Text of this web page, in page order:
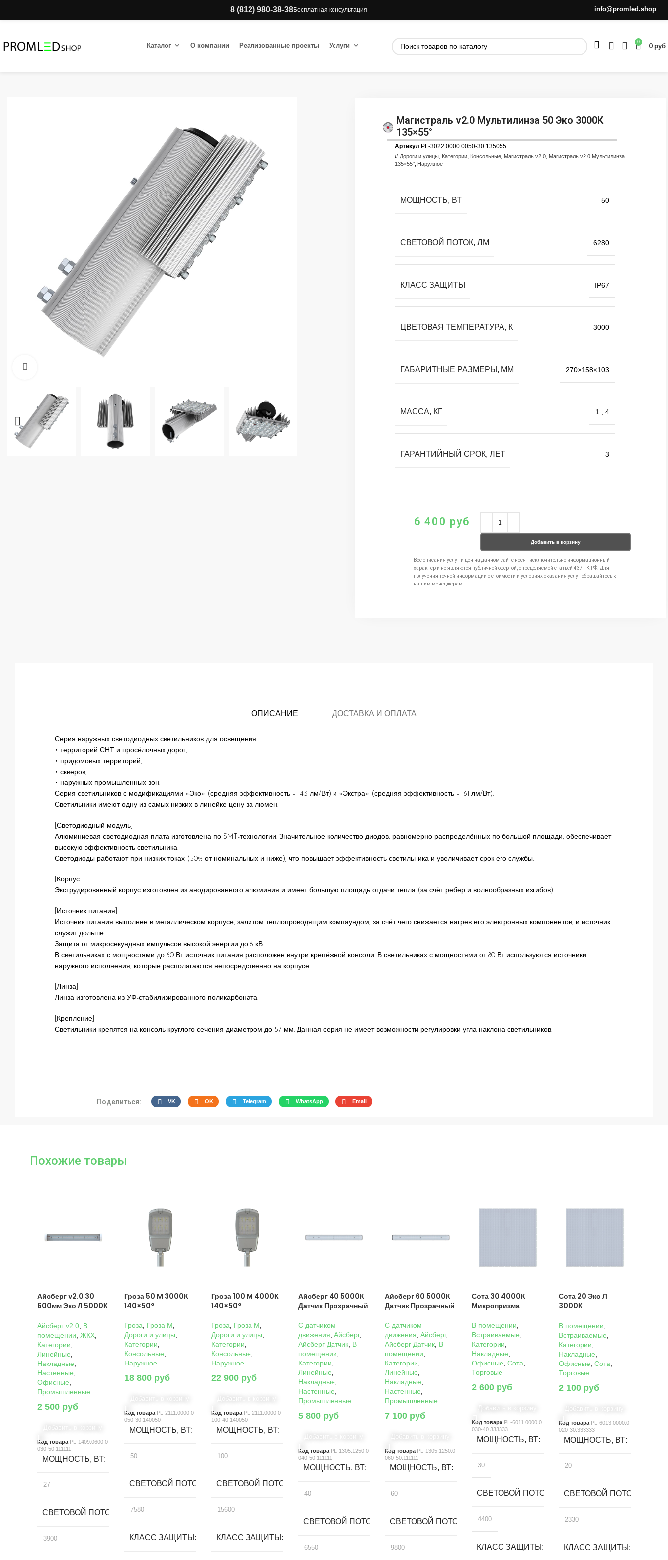
8 (812) 980-38-38Бесплатная консультация info@promled.shop
Каталог О компании Реализованные проекты Услуги 0 0руб
Магистраль v2.0 Мультилинза 50 Эко 3000К
135×55°
Артикул PL-3022.0000.0050-30.135055
# Дороги и улицы Категории Консольные Магистраль v2.0 Магистраль v2.0 Мультилинза
135×55° Наружное
МОЩНОСТЬ, ВТ 50
СВЕТОВОЙ ПОТОК, ЛМ 6280
КЛАСС ЗАЩИТЫ IP67
ЦВЕТОВАЯ ТЕМПЕРАТУРА, К 3000
ГАБАРИТНЫЕ РАЗМЕРЫ, ММ 270×158×103
МАССА, КГ 1 ,4
ГАРАНТИЙНЫЙ СРОК, ЛЕТ 3
6 400 руб
Добавить в корзину
Все описания услуг и цен на данном сайте носят исключительно информационный
характер и не являются публичной офертой, определяемой статьей 437 ГК РФ. Для
получения точной информации о стоимости и условиях оказания услуг обращайтесь к
нашим менеджерам.
ОПИСАНИЕ ДОСТАВКА И ОПЛАТА
Серия наружных светодиодных светильников для освещения:
• территорий СНТ и просёлочных дорог,
• придомовых территорий,
• скверов,
• наружных промышленных зон.
Серия светильников с модификациями «Эко» (средняя эффективность – 143 лм/Вт) и «Экстра» (средняя эффективность – 161 лм/Вт).
Светильники имеют одну из самых низких в линейке цену за люмен.
[Светодиодный модуль]
Алюминиевая светодиодная плата изготовлена по SMT-технологии. Значительное количество диодов, равномерно распределённых по большой площади, обеспечивает
высокую эффективность светильника.
Светодиоды работают при низких токах (50% от номинальных и ниже), что повышает эффективность светильника и увеличивает срок его службы.
[Корпус]
Экструдированный корпус изготовлен из анодированного алюминия и имеет большую площадь отдачи тепла (за счёт ребер и волнообразных изгибов).
[Источник питания]
Источник питания выполнен в металлическом корпусе, залитом теплопроводящим компаундом, за счёт чего снижается нагрев его электронных компонентов, и источник
служит дольше.
Защита от микросекундных импульсов высокой энергии до 6 кВ.
В светильниках с мощностями до 60 Вт источник питания расположен внутри крепёжной консоли. В светильниках с мощностями от 80 Вт используются источники
наружного исполнения, которые располагаются непосредственно на корпусе.
[Линза]
Линза изготовлена из УФ-стабилизированного поликарбоната.
[Крепление]
Светильники крепятся на консоль круглого сечения диаметром до 57 мм. Данная серия не имеет возможности регулировки угла наклона светильников.
Поделиться: VK OK Telegram WhatsApp Email
Похожие товары
Айсберг v2.0 30
600мм Эко Л 5000К
Айсберг v2.0 В
помещении ЖКХ
Категории
Линейные
Накладные
Настенные
Офисные
Промышленные
2 500 руб
Код товара PL-1409.0600.0
030-50.111111
МОЩНОСТЬ, ВТ
27
СВЕТОВОЙ ПОТОК, ЛМ
3900
Гроза 50 M 3000К
140×50°
Гроза Гроза M
Дороги и улицы
Категории
Консольные
Наружное
18 800 руб
Код товара PL-2111.0000.0
050-30.140050
МОЩНОСТЬ, ВТ
50
СВЕТОВОЙ ПОТОК, ЛМ
7580
КЛАСС ЗАЩИТЫ
Гроза 100 M 4000К
140×50°
Гроза Гроза M
Дороги и улицы
Категории
Консольные
Наружное
22 900 руб
Код товара PL-2111.0000.0
100-40.140050
МОЩНОСТЬ, ВТ
100
СВЕТОВОЙ ПОТОК, ЛМ
15600
КЛАСС ЗАЩИТЫ
Айсберг 40 5000К
Датчик Прозрачный
C датчиком
движения Айсберг,
Айсберг Датчик, В
помещении
Категории
Линейные
Накладные
Настенные
Промышленные
5 800 руб
Код товара PL-1305.1250.0
040-50.111111
МОЩНОСТЬ, ВТ
40
СВЕТОВОЙ ПОТОК, ЛМ
6550
Айсберг 60 5000К
Датчик Прозрачный
C датчиком
движения ,Айсберг,
Айсберг Датчик В
помещении
Категории
Линейные
Накладные
Настенные
Промышленные
7 100 руб
Код товара PL-1305.1250.0
060-50.111111
МОЩНОСТЬ, ВТ
60
СВЕТОВОЙ ПОТОК, ЛМ
9800
Сота 30 4000К
Микропризма
В помещении
Встраиваемые
Категории
Накладные
Офисные ,Сота
Торговые
2 600 руб
Код товара PL-6011.0000.0
030-40.333333
МОЩНОСТЬ, ВТ
30
СВЕТОВОЙ ПОТОК, ЛМ
4400
КЛАСС ЗАЩИТЫ
Сота 20 Эко Л
3000К
В помещении
Встраиваемые
Категории
Накладные
Офисные ,Сота
Торговые
2 100 руб
Код товара PL-6013.0000.0
020-30.333333
МОЩНОСТЬ, ВТ
20
СВЕТОВОЙ ПОТОК, ЛМ
2330
КЛАСС ЗАЩИТЫ